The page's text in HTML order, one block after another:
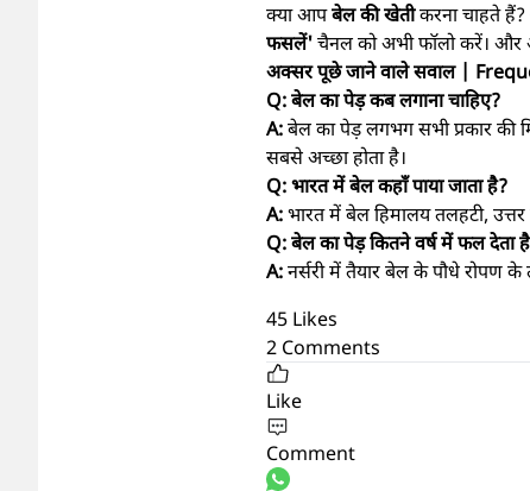
क्या आपबेल की खेतीकरना चाहते
फसलें'चैनल को अभी फॉलो करें। और
अक्सर पूछे जाने वाले सवाल |
Q: बेल का पेड़ कब लगाना चाहिए?
A:बेल का पेड़ लगभग सभी प्रकार की
सबसे अच्छा होता है।
Q: भारत में बेल कहाँ पाया जाता है?
A:भारत मेंबेल हिमालय तलहटी, उत्तर
Q: बेल का पेड़ कितने वर्ष में फल देता
A:नर्सरी में तैयार बेल के पौधे रोपण
45 Likes
2 Comments
Like
Comment